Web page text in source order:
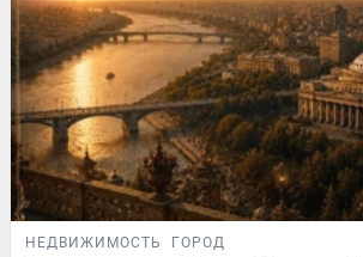
НЕДВИЖИМОСТЬ ГОРОД